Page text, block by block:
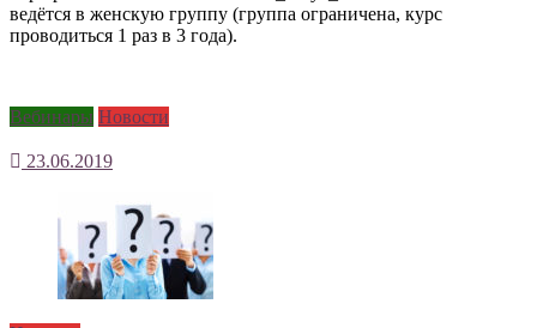
ведётся в женскую группу (группа ограничена, курс
проводиться 1 раз в 3 года).
Вебинары Новости
23.06.2019